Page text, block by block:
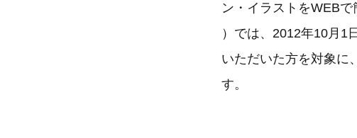
ン・イラストをWEB
）では、2012年10月1
いただいた方を対象に
す。